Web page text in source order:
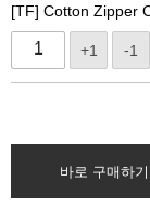
[TF] Cotton Zipper
+1 -1
바로 구매하기